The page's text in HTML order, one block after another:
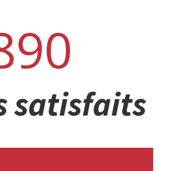
satisfaits